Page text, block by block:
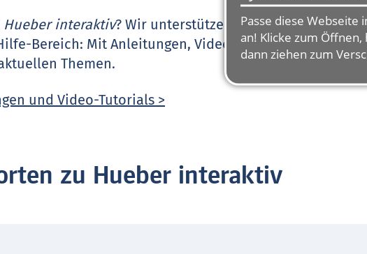
Hueber interaktiv? Wir unterstützen Sie sehr gerne und
Bereich: Mit Anleitungen, Video-Tutorials und FAQ zu
Themen.
und Video-Tutorials >
zu Hueber interaktiv